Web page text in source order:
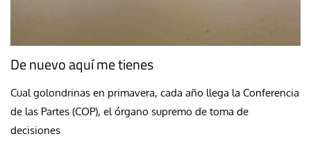
De nuevo aquí me tienes
Cual golondrinas en primavera, cada año llega la Conferencia
de las Partes (COP), el órgano supremo de toma de
decisiones